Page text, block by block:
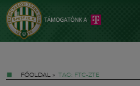
FŐOLDAL » TAG: FTC-ZTE